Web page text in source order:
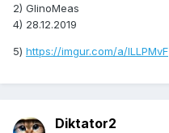
2) GlinoMeas
4) 28.12.2019
5) https://imgur.com/a/ILLPMvF
Diktator2